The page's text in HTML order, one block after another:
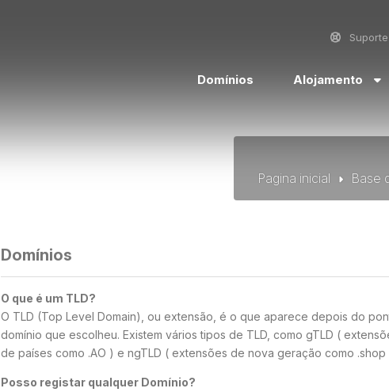
Suporte
Domínios Alojamento
Pagina inicial Base
Domínios
O que é um TLD?
O TLD (Top Level Domain), ou extensão, é o que aparece depois do
domínio que escolheu. Existem vários tipos de TLD, como gTLD (
de países como .AO ) e ngTLD ( extensões de nova geração como .shop
Posso registar qualquer Domínio?